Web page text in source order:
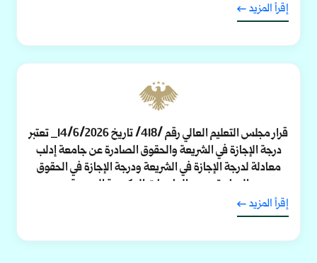
إقرأ المزيد
قرار مجلس التعليم العالي رقم /418/ تاريخ 14/6/2026_ تعتبر
درجة الإجازة في الشريعة والحقوق الصادرة عن جامعة إدلب
معادلة لدرجة الإجازة في الشريعة ودرجة الإجازة في الحقوق
الصادرتين عن الجامعات الحكومية السورية.
إقرأ المزيد